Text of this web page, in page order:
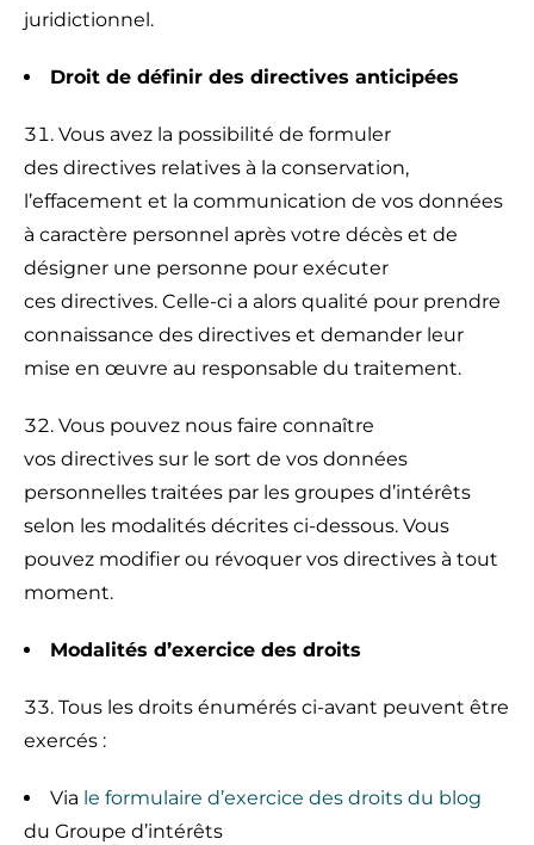
juridictionnel.
Droit de définir des directives anticipées
Vous avez la possibilité de formuler
des directives relatives à la conservation,
l’effacement et la communication de vos données
à caractère personnel après votre décès et de
désigner une personne pour exécuter
ces directives. Celle-ci a alors qualité pour prendre
connaissance des directives et demander leur
mise en œuvre au responsable du traitement.
Vous pouvez nous faire connaître
vos directives sur le sort de vos données
personnelles traitées par les groupes d’intérêts
selon les modalités décrites ci-dessous. Vous
pouvez modifier ou révoquer vos directives à tout
moment.
Modalités d’exercice des droits
Tous les droits énumérés ci-avant peuvent être
exercés :
Via le formulaire d’exercice des droits du blog
du Groupe d’intérêts